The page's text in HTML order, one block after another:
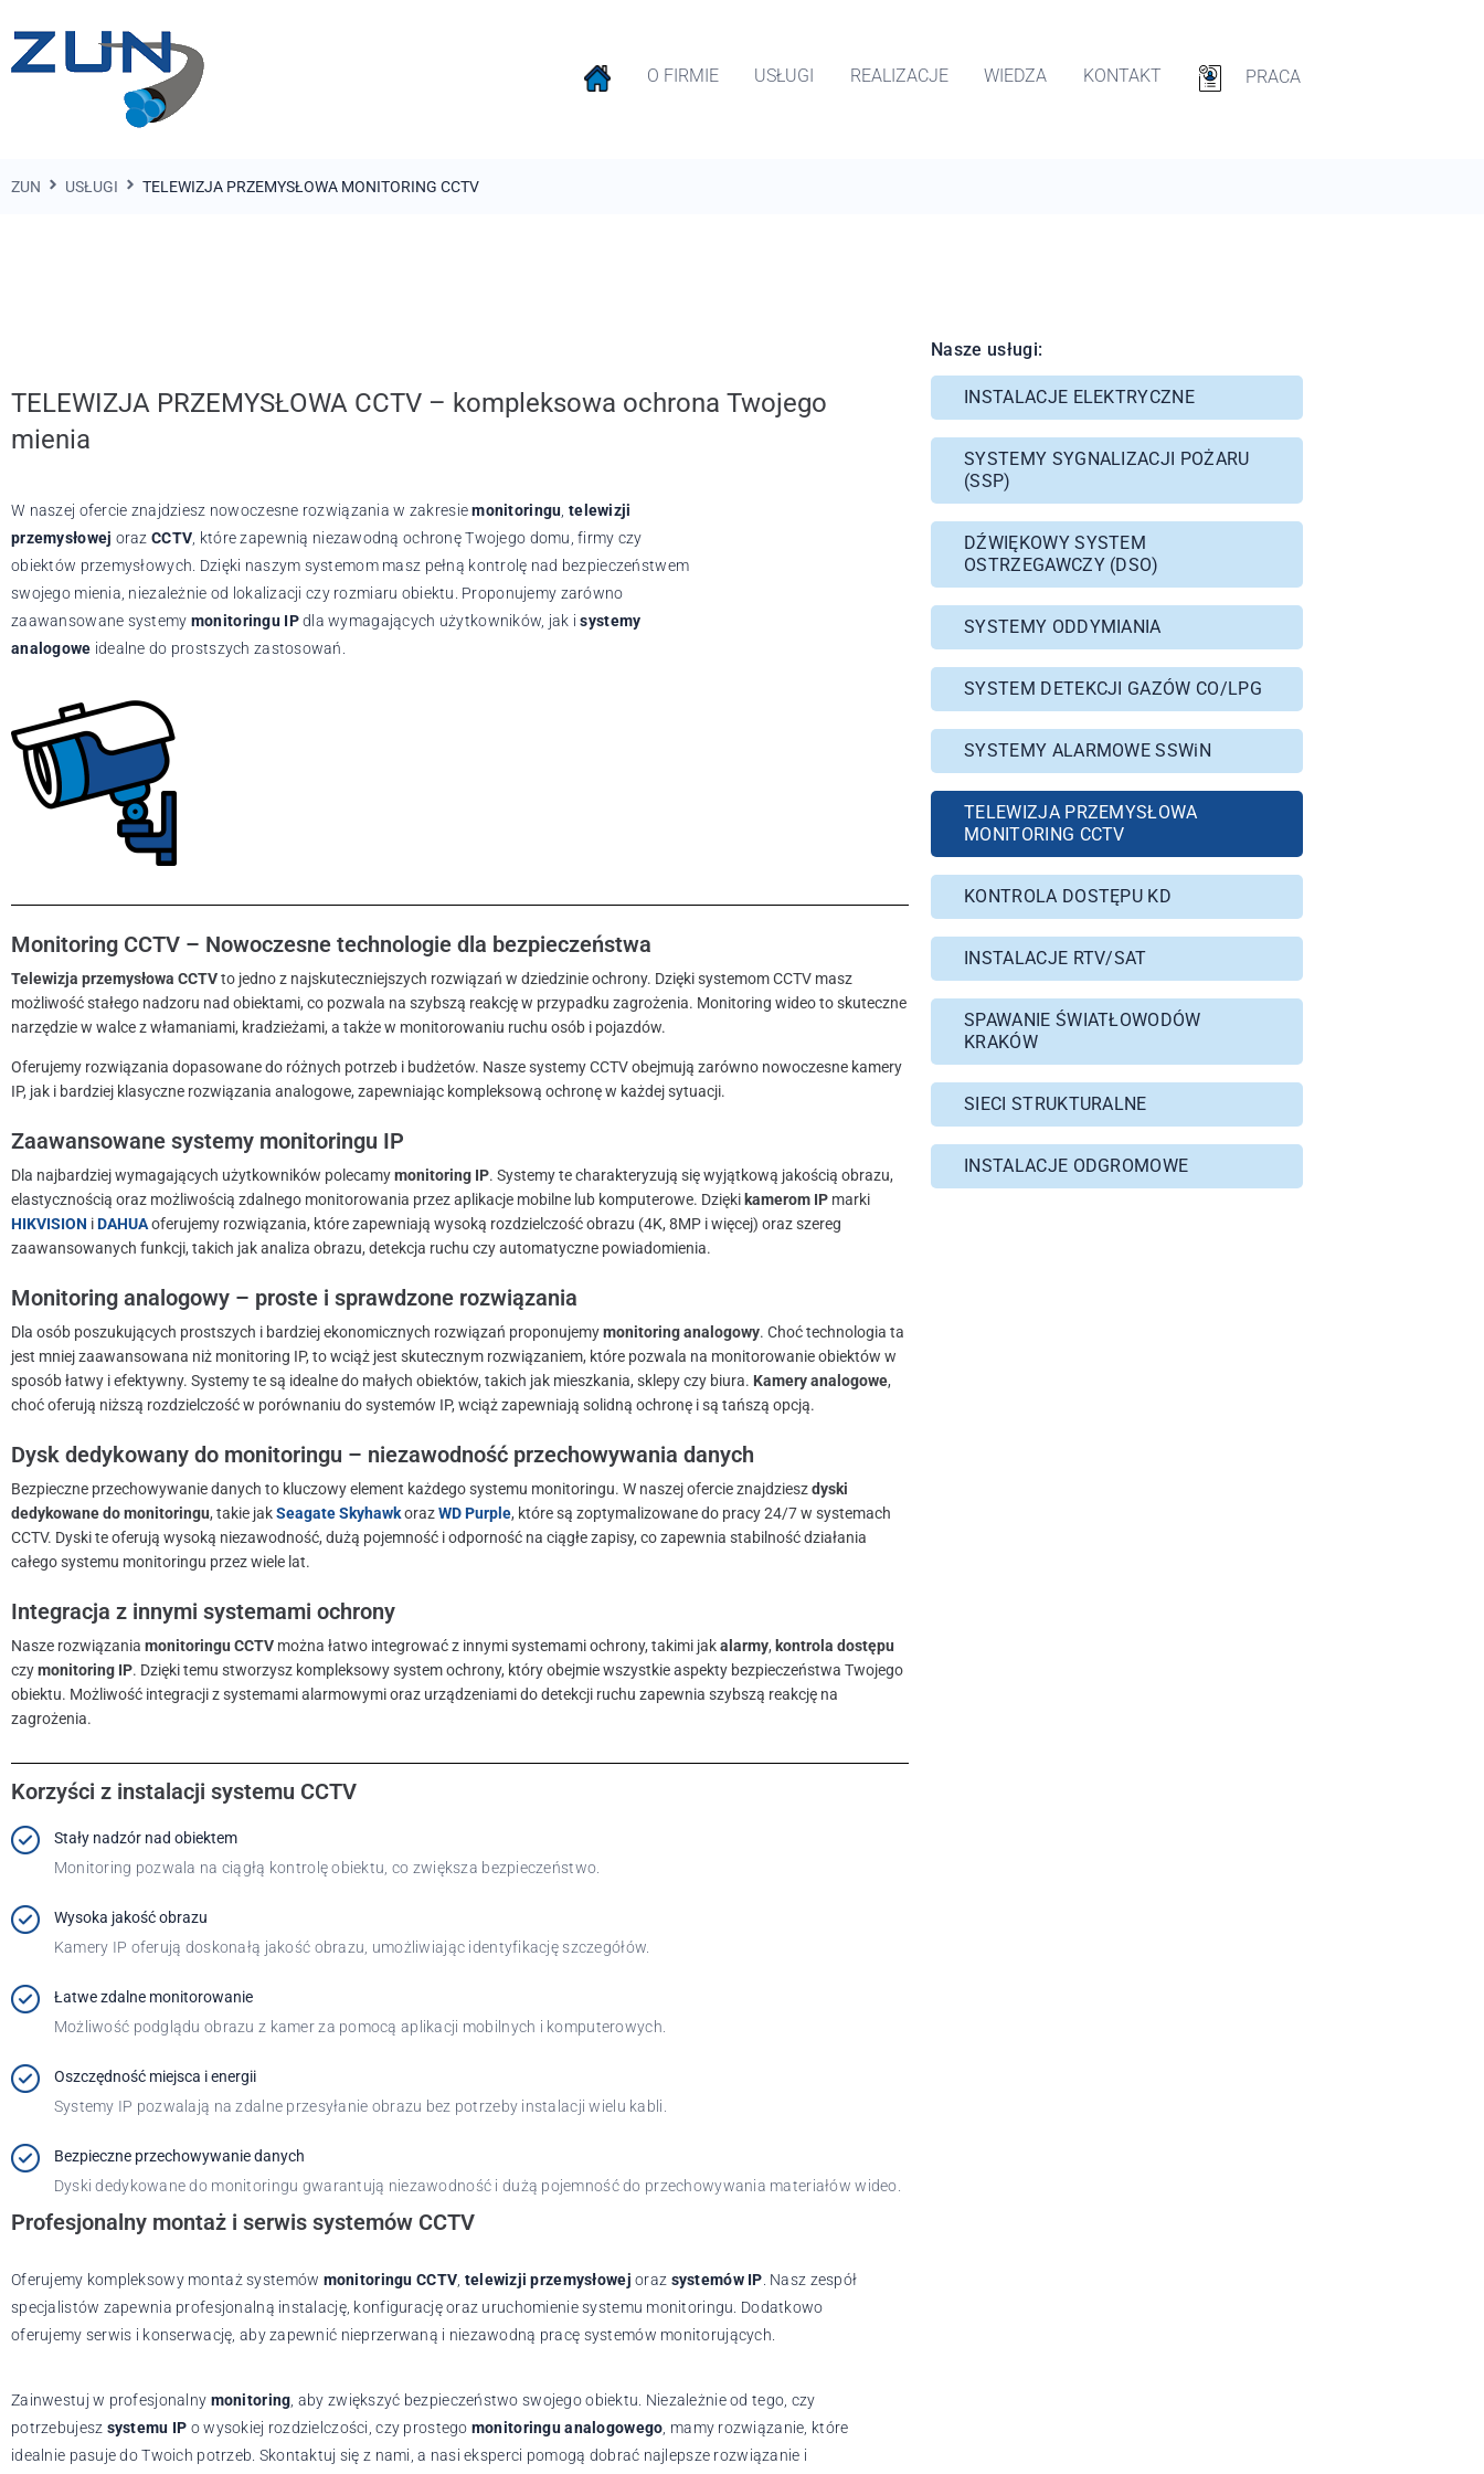
O FIRMIE USŁUGI REALIZACJE WIEDZA KONTAKT PRACA
ZUN USŁUGI TELEWIZJA PRZEMYSŁOWA MONITORING CCTV
TELEWIZJA PRZEMYSŁOWA CCTV – kompleksowa ochrona Twojego
mienia
W naszej ofercie znajdziesz nowoczesne rozwiązania w zakresiemonitoringu ,telewizji
przemysłowej orazCCTV , które zapewnią niezawodną ochronę Twojego domu, firmy czy
obiektów przemysłowych. Dzięki naszym systemom masz pełną kontrolę nad bezpieczeństwem
swojego mienia, niezależnie od lokalizacji czy rozmiaru obiektu. Proponujemy zarówno
zaawansowane systemy monitoringu IPdla wymagających użytkowników, jak isystemy
analogowe idealne do prostszych zastosowań.
Monitoring CCTV – Nowoczesne technologie dla bezpieczeństwa
Telewizja przemysłowa CCTVto jedno z najskuteczniejszych rozwiązań w dziedzinie ochrony. Dzięki systemom CCTV masz
możliwość stałego nadzoru nad obiektami, co pozwala na szybszą reakcję w przypadku zagrożenia. Monitoring wideo to skuteczne
narzędzie w walce z włamaniami, kradzieżami, a także w monitorowaniu ruchu osób i pojazdów.
Oferujemy rozwiązania dopasowane do różnych potrzeb i budżetów. Nasze systemy CCTV obejmują zarówno nowoczesne kamery
IP, jak i bardziej klasyczne rozwiązania analogowe, zapewniając kompleksową ochronę w każdej sytuacji.
Zaawansowane systemy monitoringu IP
Dla najbardziej wymagających użytkowników polecamymonitoring IP. Systemy te charakteryzują się wyjątkową jakością obrazu,
elastycznością oraz możliwością zdalnego monitorowania przez aplikacje mobilne lub komputerowe. Dzięki kamerom IP marki
HIKVISION iDAHUAoferujemy rozwiązania, które zapewniają wysoką rozdzielczość obrazu (4K, 8MP i więcej) oraz szereg
zaawansowanych funkcji, takich jak analiza obrazu, detekcja ruchu czy automatyczne powiadomienia.
Monitoring analogowy – proste i sprawdzone rozwiązania
Dla osób poszukujących prostszych i bardziej ekonomicznych rozwiązań proponujemymonitoring analogowy. Choć technologia ta
jest mniej zaawansowana niż monitoring IP, to wciąż jest skutecznym rozwiązaniem, które pozwala na monitorowanie obiektów w
sposób łatwy i efektywny. Systemy te są idealne do małych obiektów, takich jak mieszkania, sklepy czy biura. Kamery analogowe,
choć oferują niższą rozdzielczość w porównaniu do systemów IP, wciąż zapewniają solidną ochronę i są tańszą opcją.
Dysk dedykowany do monitoringu – niezawodność przechowywania danych
Bezpieczne przechowywanie danych to kluczowy element każdego systemu monitoringu. W naszej ofercie znajdzieszdyski
dedykowane do monitoringu, takie jakSeagate SkyhawkorazWD Purple, które są zoptymalizowane do pracy 24/7 w systemach
CCTV. Dyski te oferują wysoką niezawodność, dużą pojemność i odporność na ciągłe zapisy, co zapewnia stabilność działania
całego systemu monitoringu przez wiele lat.
Integracja z innymi systemami ochrony
Nasze rozwiązania monitoringu CCTV można łatwo integrować z innymi systemami ochrony, takimi jakalarmy, kontrola dostępu
czymonitoring IP. Dzięki temu stworzysz kompleksowy system ochrony, który obejmie wszystkie aspekty bezpieczeństwa Twojego
obiektu. Możliwość integracji z systemami alarmowymi oraz urządzeniami do detekcji ruchu zapewnia szybszą reakcję na
zagrożenia.
Korzyści z instalacji systemu CCTV
Stały nadzór nad obiektem
Monitoring pozwala na ciągłą kontrolę obiektu, co zwiększa bezpieczeństwo.
Wysoka jakość obrazu
Kamery IP oferują doskonałą jakość obrazu, umożliwiając identyfikację szczegółów.
Łatwe zdalne monitorowanie
Możliwość podglądu obrazu z kamer za pomocą aplikacji mobilnych i komputerowych.
Oszczędność miejsca i energii
Systemy IP pozwalają na zdalne przesyłanie obrazu bez potrzeby instalacji wielu kabli.
Bezpieczne przechowywanie danych
Dyski dedykowane do monitoringu gwarantują niezawodność i dużą pojemność do przechowywania materiałów wideo.
Profesjonalny montaż i serwis systemów CCTV
Oferujemy kompleksowy montaż systemów monitoringu CCTV telewizji przemysłowej oraz systemów IP . Nasz zespół
specjalistów zapewnia profesjonalną instalację, konfigurację oraz uruchomienie systemu monitoringu. Dodatkowo
oferujemy serwis i konserwację, aby zapewnić nieprzerwaną i niezawodną pracę systemów monitorujących.
Zainwestuj w profesjonalny monitoring , aby zwiększyć bezpieczeństwo swojego obiektu. Niezależnie od tego, czy
potrzebujesz systemu IP o wysokiej rozdzielczości, czy prostego monitoringu analogowego , mamy rozwiązanie, które
idealnie pasuje do Twoich potrzeb. Skontaktuj się z nami, a nasi eksperci pomogą dobrać najlepsze rozwiązanie i
Nasze usługi:
INSTALACJE ELEKTRYCZNE
SYSTEMY SYGNALIZACJI POŻARU
(SSP)
DŹWIĘKOWY SYSTEM
OSTRZEGAWCZY (DSO)
SYSTEMY ODDYMIANIA
SYSTEM DETEKCJI GAZÓW CO/LPG
SYSTEMY ALARMOWE SSWiN
TELEWIZJA PRZEMYSŁOWA
MONITORING CCTV
KONTROLA DOSTĘPU KD
INSTALACJE RTV/SAT
SPAWANIE ŚWIATŁOWODÓW
KRAKÓW
SIECI STRUKTURALNE
INSTALACJE ODGROMOWE